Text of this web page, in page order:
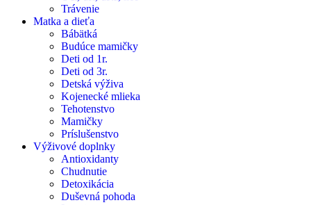
Trávenie
Matka a dieťa
Bábätká
Budúce mamičky
Deti od 1r.
Deti od 3r.
Detská výživa
Kojenecké mlieka
Tehotenstvo
Mamičky
Príslušenstvo
Výživové doplnky
Antioxidanty
Chudnutie
Detoxikácia
Duševná pohoda